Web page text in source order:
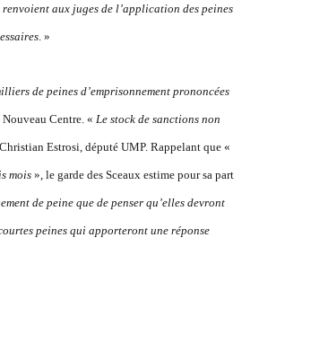
aux juges de l’application des peines
. »
de peines d’emprisonnement prononcées
Centre. « Le stock de sanctions non
Estrosi, député UMP. Rappelant que «
mois », le garde des Sceaux estime pour sa part
de peine que de penser qu’elles devront
peines qui apporteront une réponse